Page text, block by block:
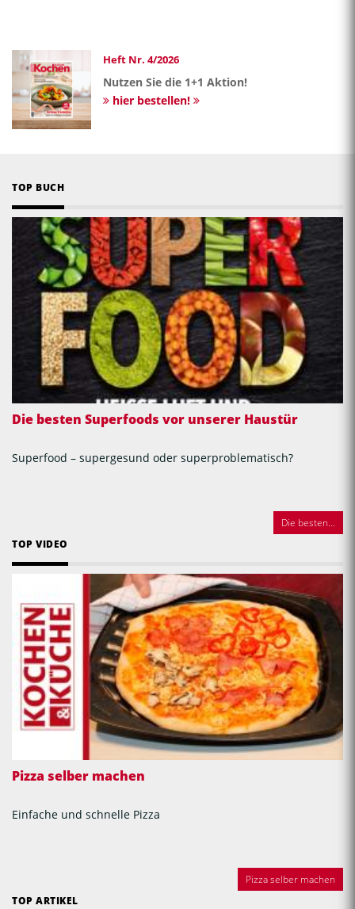
Heft Nr. 4/2026
Nutzen Sie die 1+1 Aktion!
hier bestellen!
TOP BUCH
Die besten Superfoods vor unserer Haustür
Superfood – supergesund oder superproblematisch?
Die besten...
TOP VIDEO
Pizza selber machen
Einfache und schnelle Pizza
Pizza selber machen
TOP ARTIKEL